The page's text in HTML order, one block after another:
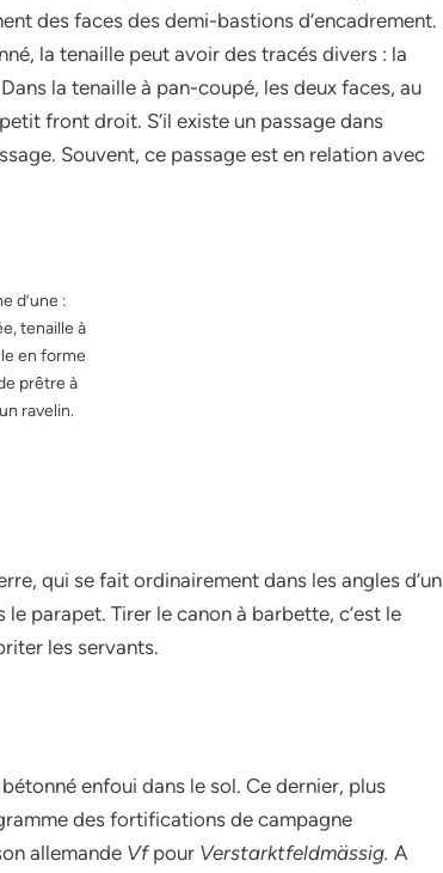
des faces des demi-bastions d’encadrement.
la tenaille peut avoir des tracés divers : la
la tenaille à pan-coupé, les deux faces, au
front droit. S’il existe un passage dans
Souvent, ce passage est en relation avec
d’une :
tenaille à
en forme
prêtre à
ravelin.
qui se fait ordinairement dans les angles d’un
parapet. Tirer le canon à barbette, c’est le
les servants.
enfoui dans le sol. Ce dernier, plus
des fortifications de campagne
allemande Vfpour Verstarktfeldmässig. A